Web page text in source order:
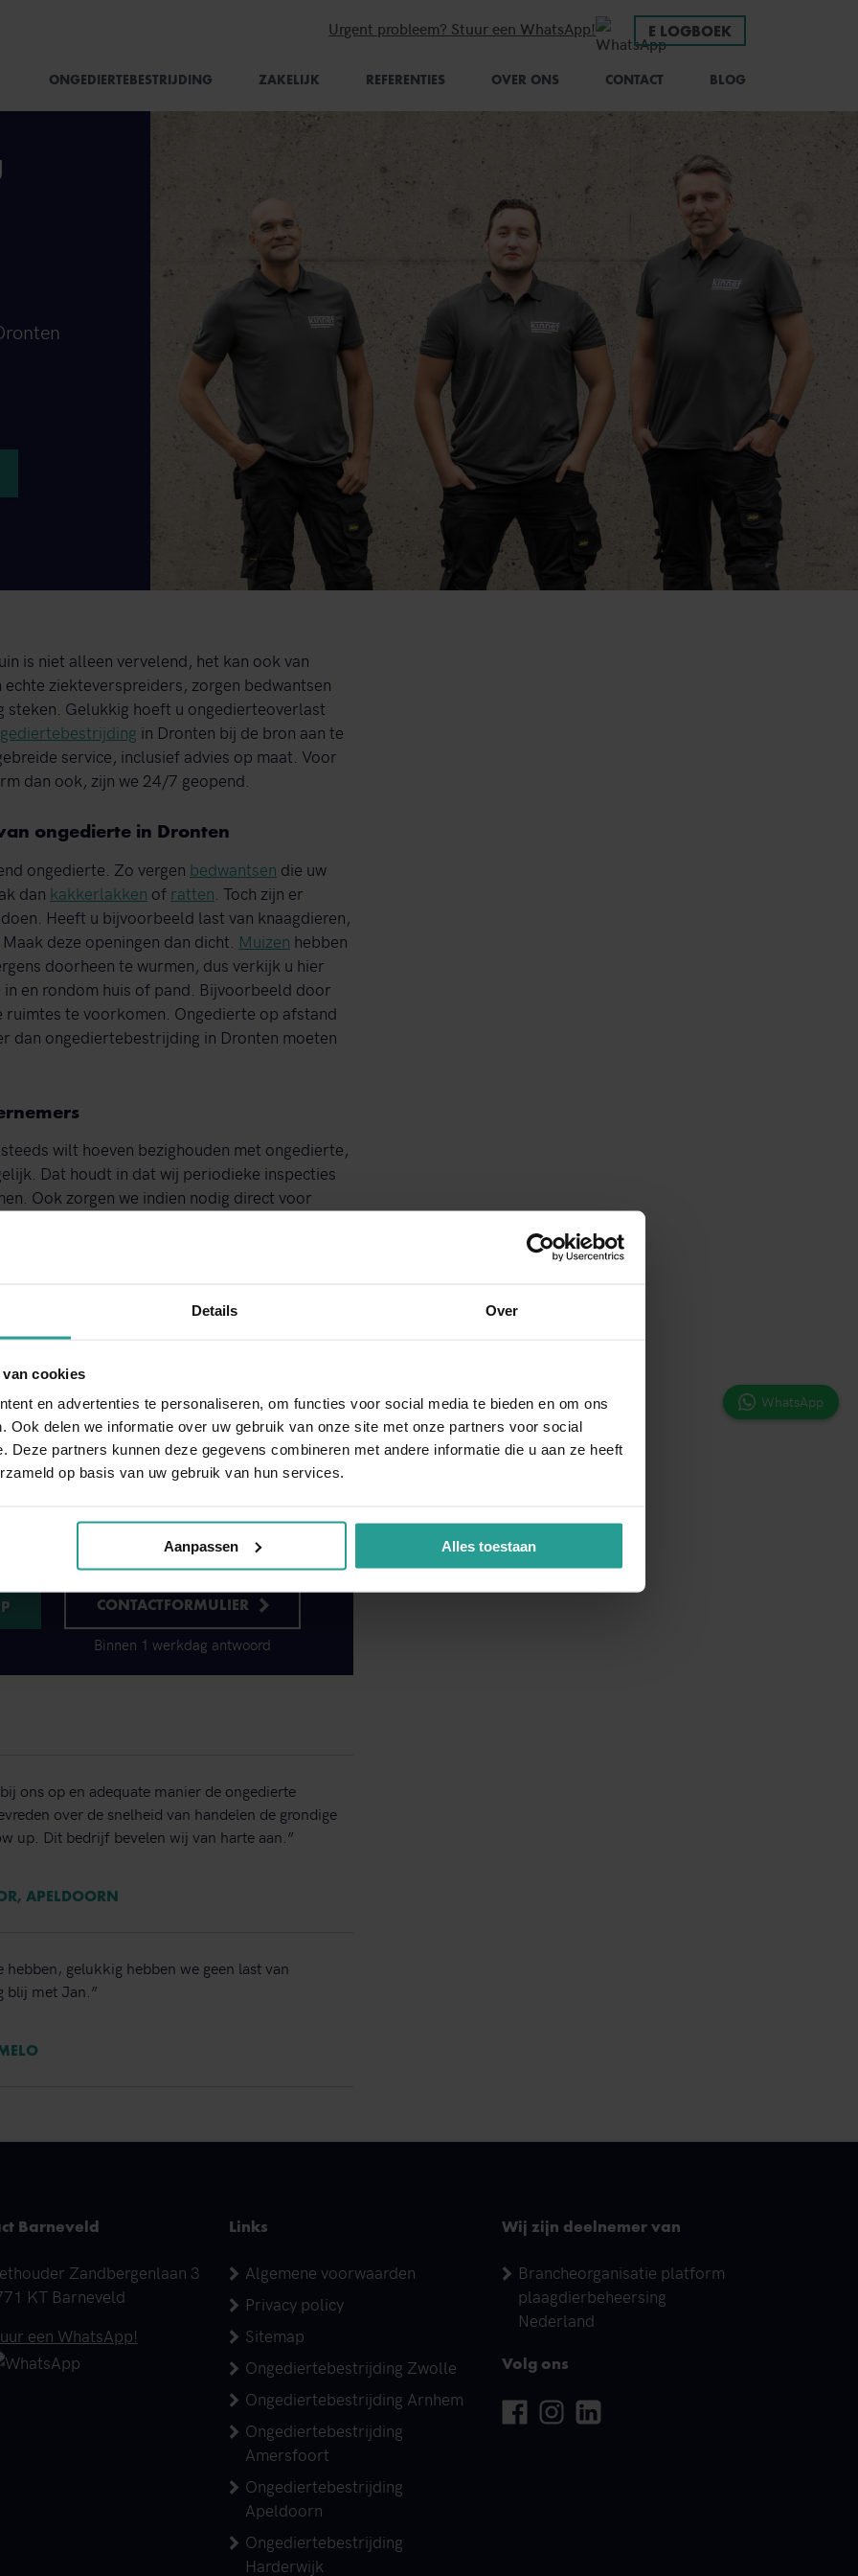
Details Over
cookies
en advertenties te personaliseren, om functies voor social media te bieden en om ons
Ook delen we informatie over uw gebruik van onze site met onze partners voor social
Deze partners kunnen deze gegevens combineren met andere informatie die u aan ze heeft
op basis van uw gebruik van hun services.
Aanpassen Alles toestaan
Urgent probleem? Stuur een WhatsApp! E LOGBOEK
ONGEDIERTEBESTRIJDING ZAKELIJK REFERENTIES OVER ONS CONTACT BLOG
is niet alleen vervelend, het kan ook van
ziekteverspreiders, zorgen bedwantsen
steken. Gelukkig hoeft u ongedierteoverlast
in Dronten bij de bron aan te
service, inclusief advies op maat. Voor
dan ook, zijn we 24/7 geopend.
ongedierte in Dronten
ongedierte. Zo vergen bedwantsen die uw
dan kakkerlakken of ratten . Toch zijn er
Heeft u bijvoorbeeld last van knaagdieren,
deze openingen dan dicht. Muizen hebben
doorheen te wurmen, dus verkijk u hier
en rondom huis of pand. Bijvoorbeeld door
ruimtes te voorkomen. Ongedierte op afstand
dan ongediertebestrijding in Dronten moeten
wilt hoeven bezighouden met ongedierte,
Dat houdt in dat wij periodieke inspecties
Ook zorgen we indien nodig direct voor
dat de situatie uit de hand loopt, wat
kiest uit het Standaard Pakket, Zorgeloos
voor ongediertebestrijding in Dronten
dan is de enige oplossing om te kiezen voor
Bel ons direct via 0341 26 54 30. Wij zorgen
deskundigen bij u langskomt om direct tot actie
verlost bent, hoe beter. Is de situatie minder
online contactformulier ook een optie.
CONTACTFORMULIER
Binnen 1 werkdag antwoord
ons op en adequate manier de ongedierte
over de snelheid van handelen de grondige
up. Dit bedrijf bevelen wij van harte aan.”
APELDOORN
gelukkig hebben we geen last van
blij met Jan.”
Barneveld
Zandbergenlaan 3
KT Barneveld
een WhatsApp!
Links
Algemene voorwaarden
Privacy policy
Sitemap
Ongediertebestrijding Zwolle
Ongediertebestrijding Arnhem
Ongediertebestrijding
Amersfoort
Ongediertebestrijding
Apeldoorn
Ongediertebestrijding
Harderwijk
Wij zijn deelnemer van
Brancheorganisatie platform
plaagdierbeheersing
Nederland
Volg ons
Facebook
InstagramLinkedin
WhatsApp